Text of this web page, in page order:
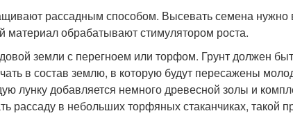
рассадным способом. Высевать семена нужно
обрабатывают стимулятором роста.
земли с перегноем или торфом. Грунт должен
в состав землю, в которую будут пересажены
лунку добавляется немного древесной золы и
рассаду в небольших торфяных стаканчиках, такой